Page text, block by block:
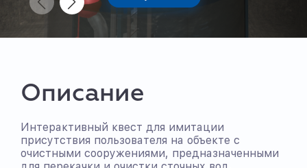
Описание
Интерактивный квест для имитации
присутствия пользователя на объекте с
очистными сооружениями, предназначенными